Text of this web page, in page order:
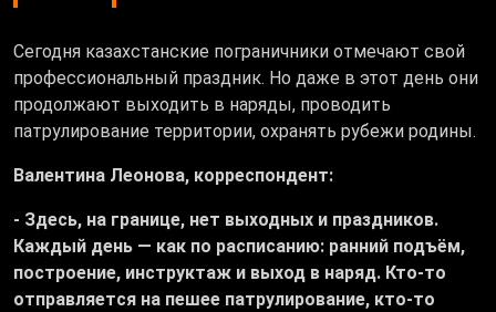
Сегодня казахстанские пограничники отмечают свой
профессиональный праздник. Но даже в этот день они
продолжают выходить в наряды, проводить
патрулирование территории, охранять рубежи родины.
Валентина Леонова, корреспондент:
- Здесь, на границе, нет выходных и праздников.
Каждый день — как по расписанию: ранний подъём,
построение, инструктаж и выход в наряд. Кто-то
отправляется на пешее патрулирование, кто-то